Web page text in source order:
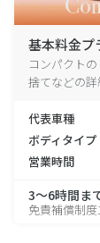
基本料金プ
コンパクト
捨てなどの
代表車種
ボディタイプ
営業時間
3～6時間ま
免責補償制